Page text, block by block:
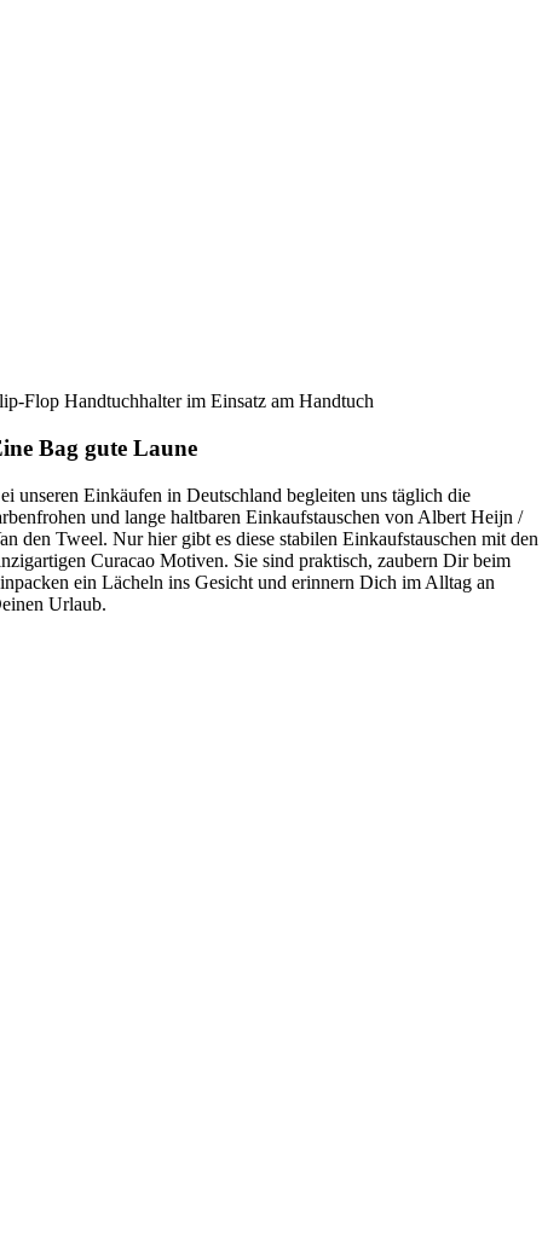
Flop Handtuchhalter im Einsatz am Handtuch
Bag gute Laune
unseren Einkäufen in Deutschland begleiten uns täglich die
und lange haltbaren Einkaufstauschen von Albert Heijn /
den Tweel. Nur hier gibt es diese stabilen Einkaufstauschen mit den
Curacao Motiven. Sie sind praktisch, zaubern Dir beim
ein Lächeln ins Gesicht und erinnern Dich im Alltag an
Urlaub.